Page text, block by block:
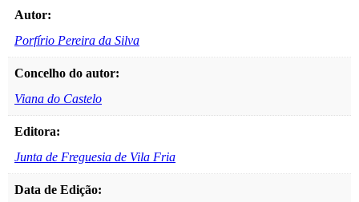
Autor:
Porfírio Pereira da Silva
Concelho do autor:
Viana do Castelo
Editora:
Junta de Freguesia de Vila Fria
Data de Edição: